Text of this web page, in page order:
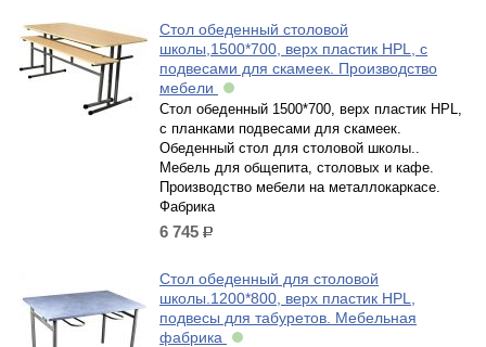
Стол обеденный столовой
школы,1500*700, верх пластик HPL, с
подвесами для скамеек. Производство
мебели
Стол обеденный 1500*700, верх пластик HPL,
с планками подвесами для скамеек.
Обеденный стол для столовой школы..
Мебель для общепита, столовых и кафе.
Производство мебели на металлокаркасе.
Фабрика
6 745 р.
Стол обеденный для столовой
школы.1200*800, верх пластик HPL,
подвесы для табуретов. Мебельная
фабрика